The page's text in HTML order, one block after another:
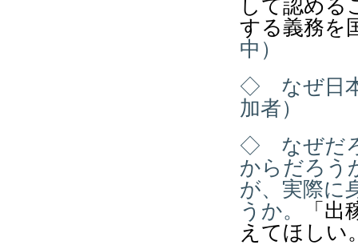
して認める
する義務を
中）
◇ なぜ日本
加者）
◇ なぜだろ
からだろう
が、実際に
うか。
「
えてほしい